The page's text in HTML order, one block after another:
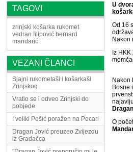
TAGOVI
zrinjski košarka rukomet
vedran filipović bernard
mandarić
VEZANI ČLANCI
Sjajni rukometaši i košarkaši
Zrinjskog
Vratio se i odveo Zrinjski do
pobjede
I veliki Pešić poražen na Pecari
Dragan Jović preuzeo Zvijezdu
iz Gradačca
U
Od 16
Nakon
Iz
Nakon
Bosne
O